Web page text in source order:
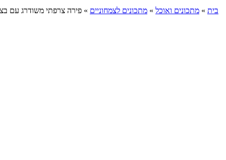
בית » מתכונים ואוכל » מתכונים לצמחוניים » פירה צרפתי משודרג עם